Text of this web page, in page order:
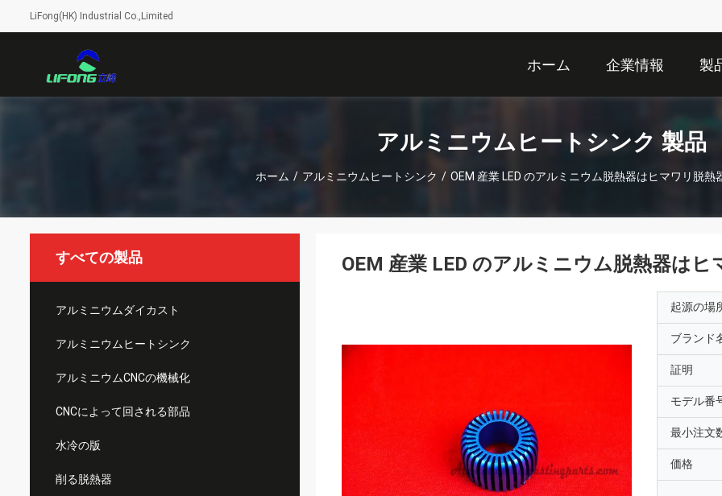
LiFong(HK) Industrial Co.,Limited
ホーム 企業情報 製
アルミニウムヒートシンク 製品
ホーム / アルミニウムヒートシンク / OEM 産業 LED のアルミニウム脱熱器はヒマワリ脱熱
すべての製品
アルミニウムダイカスト
アルミニウムヒートシンク
アルミニウムCNCの機械化
CNCによって回される部品
水冷の版
削る脱熱器
OEM 産業 LED のアルミニウム脱熱器は
起源の場
ブランド
証明
モデル番
最小注文
価格